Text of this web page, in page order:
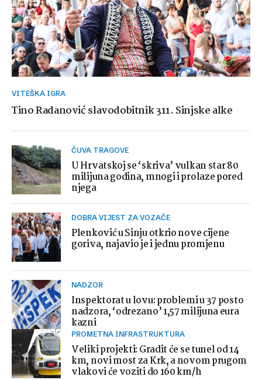
VITEŠKA IGRA
Tino Radanović slavodobitnik 311. Sinjske alke
ČUVA TRAGOVE
U Hrvatskoj se ‘skriva’ vulkan star 80
milijuna godina, mnogi i prolaze pored
njega
DOBRA VIJEST ZA VOZAČE
Plenković u Sinju otkrio nove cijene
goriva, najavio je i jednu promjenu
NADZOR
Inspektorat u lovu: problemi u 37 posto
nadzora, ‘odrezano’ 1,57 milijuna eura
kazni
PROMETNA INFRASTRUKTURA
Veliki projekti: Gradit će se tunel od 14
km, novi most za Krk, a novom prugom
vlakovi će voziti do 160 km/h